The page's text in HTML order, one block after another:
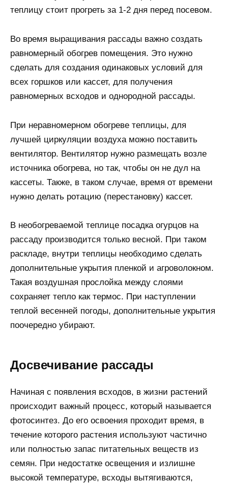
теплицу стоит прогреть за 1-2 дня перед посевом.
Во время выращивания рассады важно создать
равномерный обогрев помещения. Это нужно
сделать для создания одинаковых условий для
всех горшков или кассет, для получения
равномерных всходов и однородной рассады.
При неравномерном обогреве теплицы, для
лучшей циркуляции воздуха можно поставить
вентилятор. Вентилятор нужно размещать возле
источника обогрева, но так, чтобы он не дул на
кассеты. Также, в таком случае, время от времени
нужно делать ротацию (перестановку) кассет.
В необогреваемой теплице посадка огурцов на
рассаду производится только весной. При таком
раскладе, внутри теплицы необходимо сделать
дополнительные укрытия пленкой и агроволокном.
Такая воздушная прослойка между слоями
сохраняет тепло как термос. При наступлении
теплой весенней погоды, дополнительные укрытия
поочередно убирают.
Досвечивание рассады
Начиная с появления всходов, в жизни растений
происходит важный процесс, который называется
фотосинтез. До его освоения проходит время, в
течение которого растения используют частично
или полностью запас питательных веществ из
семян. При недостатке освещения и излишне
высокой температуре, всходы вытягиваются,